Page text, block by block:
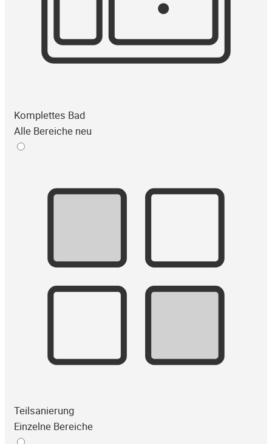
Komplettes Bad
Alle Bereiche neu
Teilsanierung
Einzelne Bereiche